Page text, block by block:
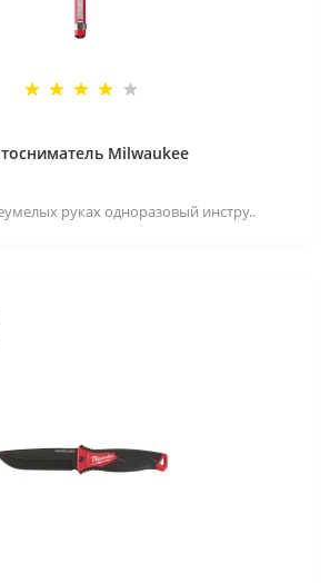
Milwaukee
руках одноразовый инстру..